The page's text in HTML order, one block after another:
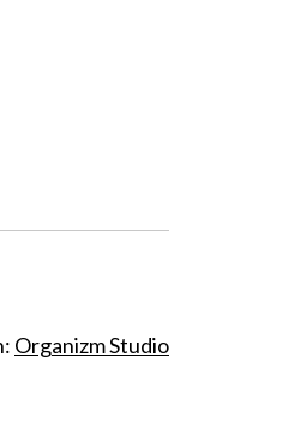
Organizm Studio